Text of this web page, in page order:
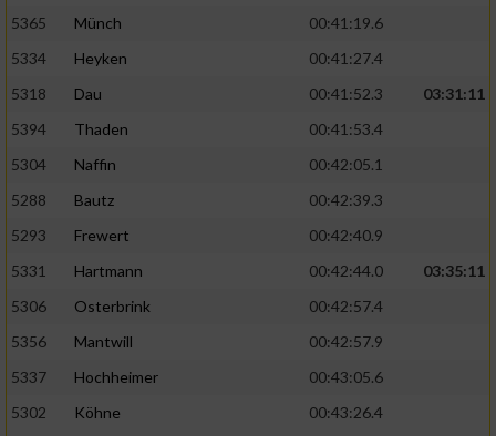
5365 Münch
00:41:19.6
5334
Heyken
00:41:27.4
5318
Dau 00:41:52.3
03:31:11
5394
Thaden
00:41:53.4
5304
Naffin
00:42:05.1
5288
Bautz
00:42:39.3
5293
Frewert
00:42:40.9
5331
Hartmann 00:42:44.0
03:35:11
5306
Osterbrink
00:42:57.4
5356
Mantwill
00:42:57.9
5337
Hochheimer
00:43:05.6
5302
Köhne
00:43:26.4